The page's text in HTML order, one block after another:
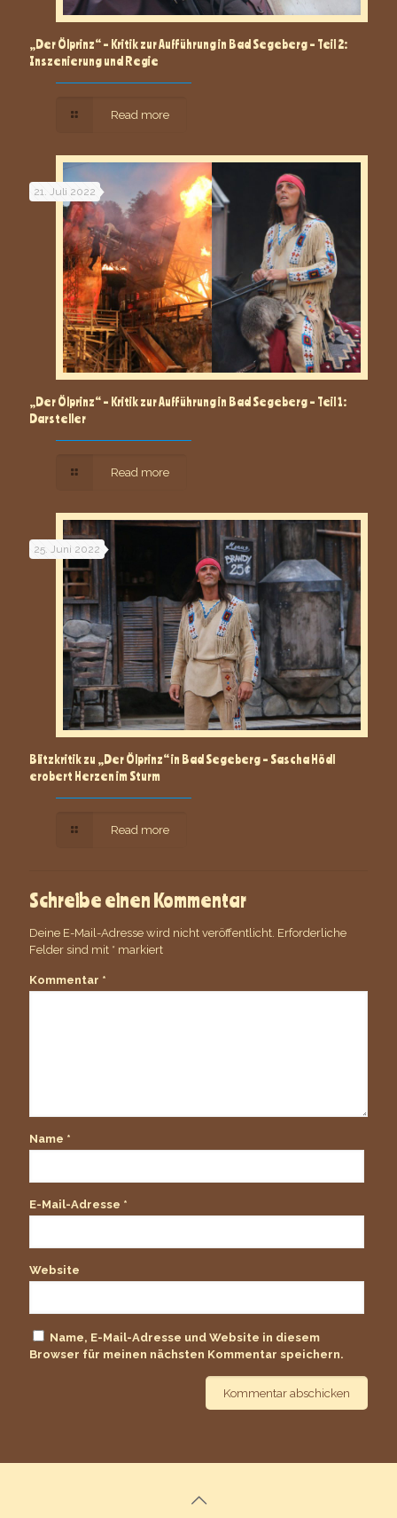
„Der Ölprinz“ – Kritik zur Aufführung in Bad Segeberg – Teil 2:
Inszenierung und Regie
Read more
21. Juli 2022
„Der Ölprinz“ – Kritik zur Aufführung in Bad Segeberg – Teil 1:
Darsteller
Read more
25. Juni 2022
Blitzkritik zu „Der Ölprinz“ in Bad Segeberg – Sascha Hödl
erobert Herzen im Sturm
Read more
Schreibe einen Kommentar
Deine E-Mail-Adresse wird nicht veröffentlicht. Erforderliche
Felder sind mit * markiert
Kommentar *
Name *
E-Mail-Adresse *
Website
Name, E-Mail-Adresse und Website in diesem
Browser für meinen nächsten Kommentar speichern.